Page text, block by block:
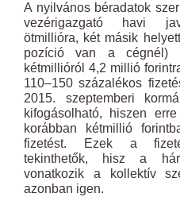
A nyilvános béradatok
vezérigazgató havi
ötmillióra, két másik
pozíció van a cégnél)
kétmillióról 4,2 millió
110–150 százalékos
2015. szeptemberi
kifogásolható, hiszen
korábban kétmillió
fizetést. Ezek a
tekinthetők, hisz a
vonatkozik a kollektív
azonban igen.